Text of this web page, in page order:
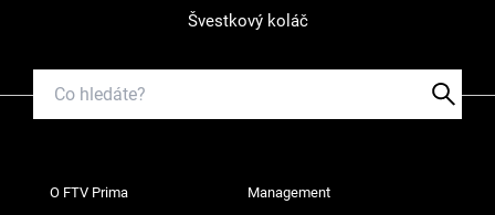
Švestkový koláč
O FTV Prima Management